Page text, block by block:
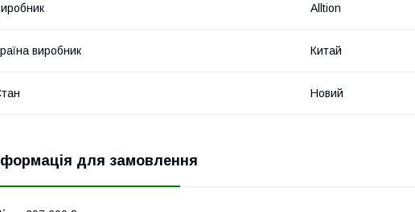
Alltion
виробник Китай
Новий
для замовлення